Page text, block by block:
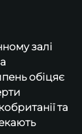
залі
обіцяє
та